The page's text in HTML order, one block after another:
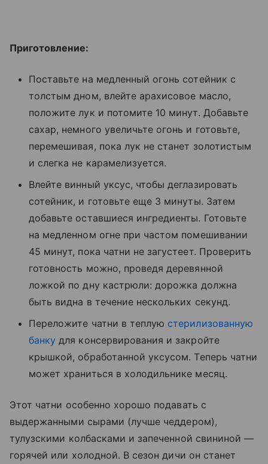
Приготовление:
Поставьте на медленный огонь сотейник с
толстым дном, влейте арахисовое масло,
положите лук и потомите 10 минут. Добавьте
сахар, немного увеличьте огонь и готовьте,
перемешивая, пока лук не станет золотистым
и слегка не карамелизуется.
Влейте винный уксус, чтобы деглазировать
сотейник, и готовьте еще 3 минуты. Затем
добавьте оставшиеся ингредиенты. Готовьте
на медленном огне при частом помешивании
45 минут, пока чатни не загустеет. Проверить
готовность можно, проведя деревянной
ложкой по дну кастрюли: дорожка должна
быть видна в течение нескольких секунд.
Переложите чатни в теплую стерилизованную
банку для консервирования и закройте
крышкой, обработанной уксусом. Теперь чатни
может храниться в холодильнике месяц.
Этот чатни особенно хорошо подавать с
выдержанными сырами (лучше чеддером),
тулузскими колбасками и запеченной свининой —
горячей или холодной. В сезон дичи он станет